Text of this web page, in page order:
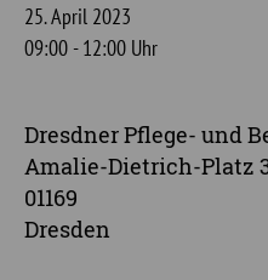
25. April 2023
09:00 - 12:00 Uhr
Dresdner Pflege- und
Amalie-Dietrich-Platz
01169
Dresden